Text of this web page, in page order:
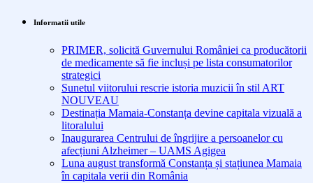
Informatii utile
PRIMER, solicită Guvernului României ca producătorii
de medicamente să fie incluși pe lista consumatorilor
strategici
Sunetul viitorului rescrie istoria muzicii în stil ART
NOUVEAU
Destinația Mamaia-Constanța devine capitala vizuală a
litoralului
Inaugurarea Centrului de îngrijire a persoanelor cu
afecțiuni Alzheimer – UAMS Agigea
Luna august transformă Constanța și stațiunea Mamaia
în capitala verii din România